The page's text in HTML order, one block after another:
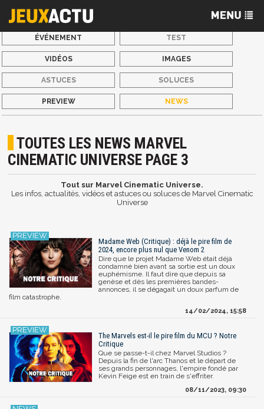
ÉVÉNEMENT TEST
VIDÉOS IMAGES
ASTUCES SOLUCES
PREVIEW NEWS
TOUTES LES NEWS MARVEL
CINEMATIC UNIVERSE PAGE 3
Tout sur Marvel Cinematic Universe.
Les infos, actualités, vidéos et astuces ou soluces de Marvel Cinematic
Universe
Madame Web (Critique) : déjà le pire film de
2024, encore plus nul que Venom 2
Dire que le projet Madame Web était déjà
condamné bien avant sa sortie est un doux
euphémisme. Il faut dire que depuis sa
genèse et dès les premières bandes-
annonces, il se dégagait un doux parfum de
film catastrophe.
14/02/2024, 15:58
The Marvels est-il le pire film du MCU ? Notre
Critique
Que se passe-t-il chez Marvel Studios ?
Depuis la fin de l'arc Thanos et le départ de
ses grands personnages, l'empire fondé par
Kevin Feige est en train de s'effriter.
08/11/2023, 09:30